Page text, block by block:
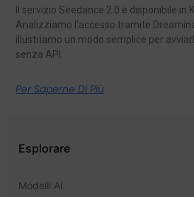
Il servizio Seedance 2.0 è disponibile in
Analizziamo l'accesso tramite
illustriamo un modo semplice per
senza API.
Per Saperne Di Più
Esplorare
Modelli AI